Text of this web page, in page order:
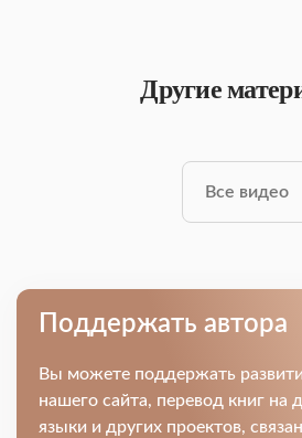
Другие
Все видео
Поддержать автора
Вы можете поддержать
нашего сайта, перевод книг на
языки и других проектов,